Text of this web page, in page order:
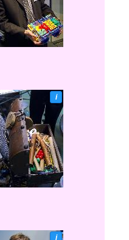
i
i